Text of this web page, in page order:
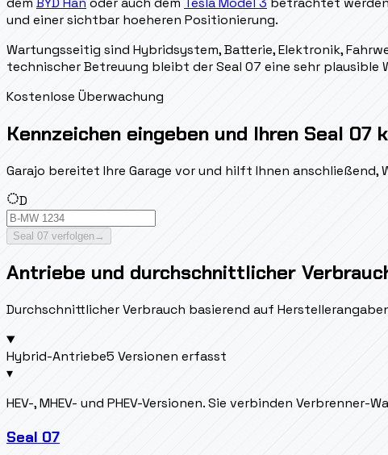
und einer sichtbar hoeheren Positionierung.
Wartungsseitig sind Hybridsystem, Batterie, Elektronik,
technischer Betreuung bleibt der Seal 07 eine sehr plausible
Kostenlose Überwachung
Kennzeichen eingeben und Ihren Seal
Garajo bereitet Ihre Garage vor und hilft Ihnen
D
Seal 07 verfolgen→
Antriebe und durchschnittlicher
Durchschnittlicher Verbrauch basierend auf
Hybrid-Antriebe5 Versionen erfasst
▾
HEV-, MHEV- und PHEV-Versionen. Sie verbinden
Seal 07